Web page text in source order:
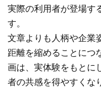
実際の利用者が登場す
す。
文章よりも人柄や企業
距離を縮めることにつ
画は、実体験をもとに
者の共感を得やすくな